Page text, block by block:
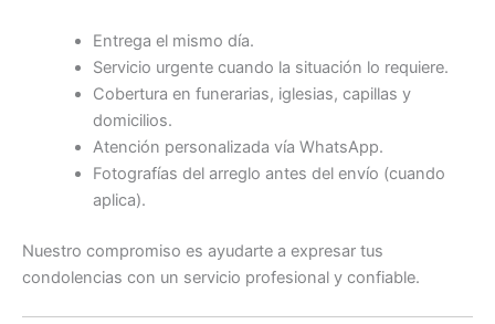
Entrega el mismo día.
Servicio urgente cuando la situación lo requiere.
Cobertura en funerarias, iglesias, capillas y
domicilios.
Atención personalizada vía WhatsApp.
Fotografías del arreglo antes del envío (cuando
aplica).
Nuestro compromiso es ayudarte a expresar tus
condolencias con un servicio profesional y confiable.